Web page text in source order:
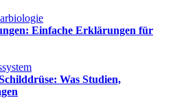
Einfache Erklärungen für
Was Studien,